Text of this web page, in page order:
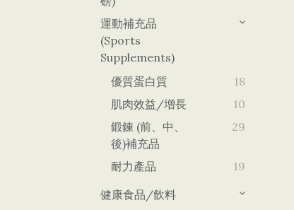
運動補充品
(Sports
Supplements)
優質蛋白質
18
肌肉效益/增長
10
鍛鍊 (前、中、
後)補充品
29
耐力產品
19
健康食品/飲料